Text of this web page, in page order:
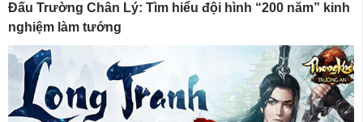
Đấu Trường Chân Lý: Tìm hiểu đội hình “200 năm” kinh
nghiệm làm tướng